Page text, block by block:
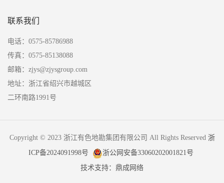
联系我们
电话：0575-85786988
传真：0575-85138088
邮箱：zjys@zjysgroup.com
地址：浙江省绍兴市越城区
二环南路1991号
Copyright © 2023 浙江有色地勘集团有限公司 All Rights Reserved 浙
ICP备2024091998号
浙公网安备33060202001821号
技术支持：鼎成网络